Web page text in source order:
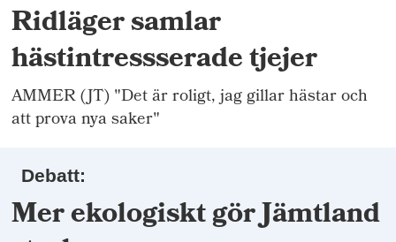
Ridläger samlar
hästintressserade tjejer
AMMER (JT) "Det är roligt, jag gillar hästar och
att prova nya saker"
Debatt:
Mer ekologiskt gör Jämtland